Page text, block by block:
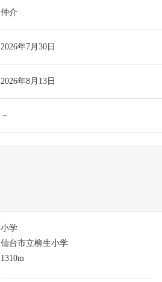
仲介
2026年7月30日
2026年8月13日
－
小学
仙台市立柳生小学
1310m